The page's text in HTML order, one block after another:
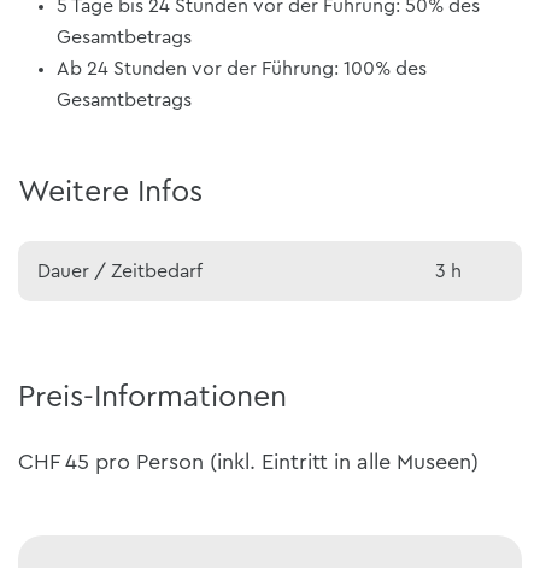
5 Tage bis 24 Stunden vor der Führung: 50% des
Gesamtbetrags
Ab 24 Stunden vor der Führung: 100% des
Gesamtbetrags
Weitere Infos
Dauer / Zeitbedarf 3 h
Preis-Informationen
CHF 45 pro Person (inkl. Eintritt in alle Museen)